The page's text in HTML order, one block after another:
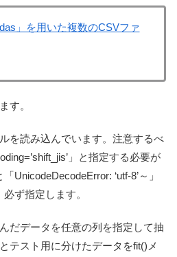
」を用いた複数のCSVファ
す。
を読み込んでいます。注意するべ
」と指定する必要が
UnicodeDecodeError: ‘utf-8’～」
ず指定します。
だデータを任意の列を指定して抽
テスト用に分けたデータをfit()メ